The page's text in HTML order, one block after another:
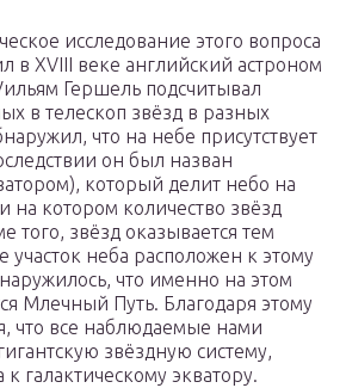
исследование этого вопроса
в XVIII веке английский астроном
Гершель подсчитывал
в телескоп звёзд в разных
что на небе присутствует
он был назван
который делит небо на
на котором количество звёзд
того, звёзд оказывается тем
неба расположен к этому
что именно на этом
Млечный Путь. Благодаря этому
что все наблюдаемые нами
звёздную систему,
к галактическому экватору.